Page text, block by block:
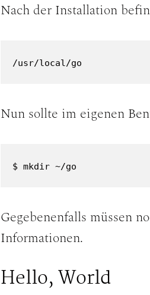
Nach der Installation
/usr/local/go
Nun sollte im eigenen
$ mkdir ~/go
Gegebenenfalls müssen
Informationen.
Hello, World